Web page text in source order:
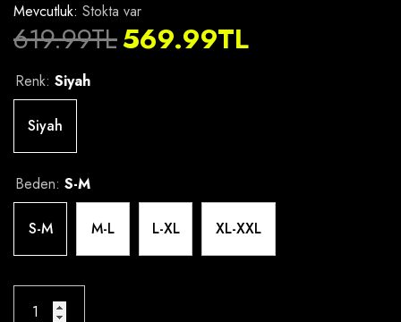
Mevcutluk: Stokta var
619.99TL569.99TL
Renk: Siyah
Siyah
Beden: S-M
S-M M-L L-XL XL-XXL